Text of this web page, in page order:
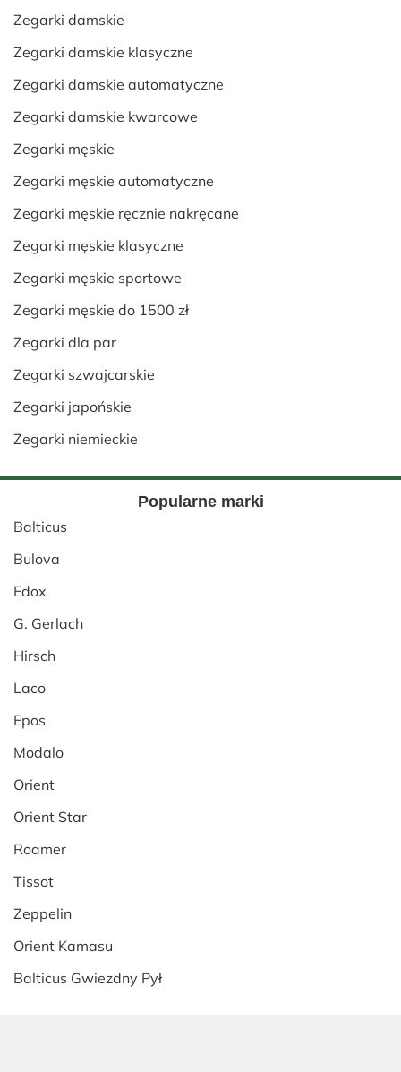
Zegarki damskie
Zegarki damskie klasyczne
Zegarki damskie automatyczne
Zegarki damskie kwarcowe
Zegarki męskie
Zegarki męskie automatyczne
Zegarki męskie ręcznie nakręcane
Zegarki męskie klasyczne
Zegarki męskie sportowe
Zegarki męskie do 1500 zł
Zegarki dla par
Zegarki szwajcarskie
Zegarki japońskie
Zegarki niemieckie
Popularne marki
Balticus
Bulova
Edox
G. Gerlach
Hirsch
Laco
Epos
Modalo
Orient
Orient Star
Roamer
Tissot
Zeppelin
Orient Kamasu
Balticus Gwiezdny Pył